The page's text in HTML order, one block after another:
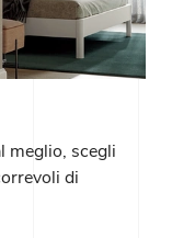
meglio, scegli
di